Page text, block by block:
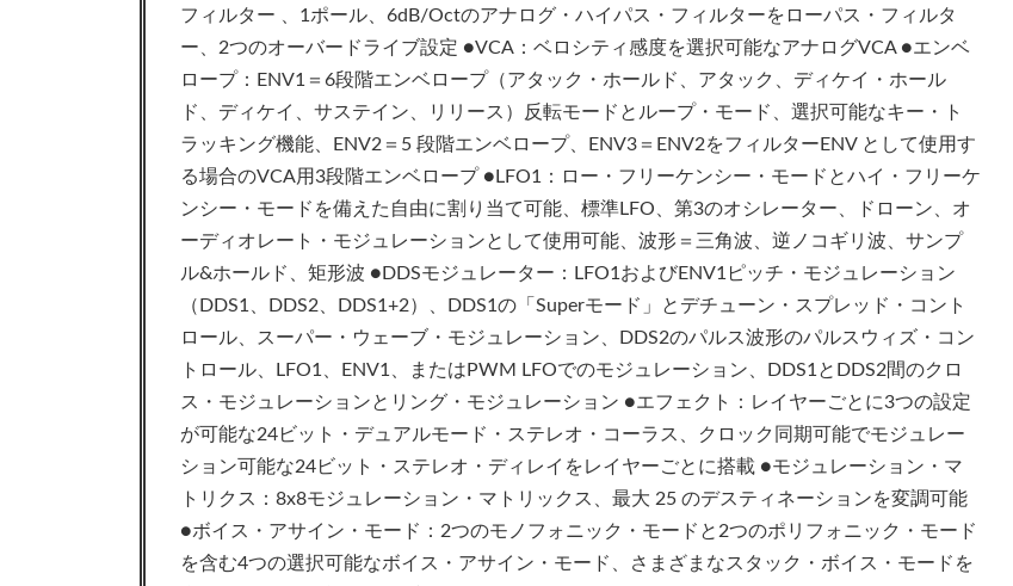
フィルター 、1ポール、6dB/Octのアナログ・ハイパス・フィルターをローパス・フィルタ
ー、2つのオーバードライブ設定 ●VCA：ベロシティ感度を選択可能なアナログVCA ●エンベ
ロープ：ENV1＝6段階エンベロープ（アタック・ホールド、アタック、ディケイ・ホール
ド、ディケイ、サステイン、リリース）反転モードとループ・モード、選択可能なキー・ト
ラッキング機能、ENV2＝5 段階エンベロープ、ENV3＝ENV2をフィルターENV として使用す
る場合のVCA用3段階エンベロープ ●LFO1：ロー・フリーケンシー・モードとハイ・フリーケ
ンシー・モードを備えた自由に割り当て可能、標準LFO、第3のオシレーター、ドローン、オ
ーディオレート・モジュレーションとして使用可能、波形＝三角波、逆ノコギリ波、サンプ
ル&ホールド、矩形波 ●DDSモジュレーター：LFO1およびENV1ピッチ・モジュレーション
（DDS1、DDS2、DDS1+2）、DDS1の「Superモード」とデチューン・スプレッド・コント
ロール、スーパー・ウェーブ・モジュレーション、DDS2のパルス波形のパルスウィズ・コン
トロール、LFO1、ENV1、またはPWM LFOでのモジュレーション、DDS1とDDS2間のクロ
ス・モジュレーションとリング・モジュレーション ●エフェクト：レイヤーごとに3つの設定
が可能な24ビット・デュアルモード・ステレオ・コーラス、クロック同期可能でモジュレー
ション可能な24ビット・ステレオ・ディレイをレイヤーごとに搭載 ●モジュレーション・マ
トリクス：8x8モジュレーション・マトリックス、最大 25 のデスティネーションを変調可能
●ボイス・アサイン・モード：2つのモノフォニック・モードと2つのポリフォニック・モード
を含む4つの選択可能なボイス・アサイン・モード、さまざまなスタック・ボイス・モードを